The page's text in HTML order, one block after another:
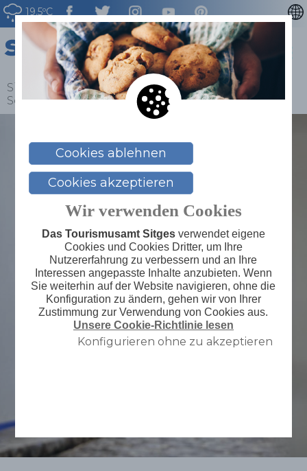
19.5ºC
CATALÀ
ENGLISH
ESPAÑOL
Sitges > Blog > In Sitges mögen wir (sehr)
Sonntage
Cookies ablehnen
Cookies akzeptieren
Wir verwenden Cookies
Das Tourismusamt Sitgesverwendet eigene
Cookies und Cookies Dritter, um Ihre
Nutzererfahrung zu verbessern und an Ihre
Interessen angepasste Inhalte anzubieten. Wenn
Sie weiterhin auf der Website navigieren, ohne die
Konfiguration zu ändern, gehen wir von Ihrer
Zustimmung zur Verwendung von Cookies aus.
Unsere Cookie-Richtlinie lesen
Konfigurieren ohne zu akzeptieren